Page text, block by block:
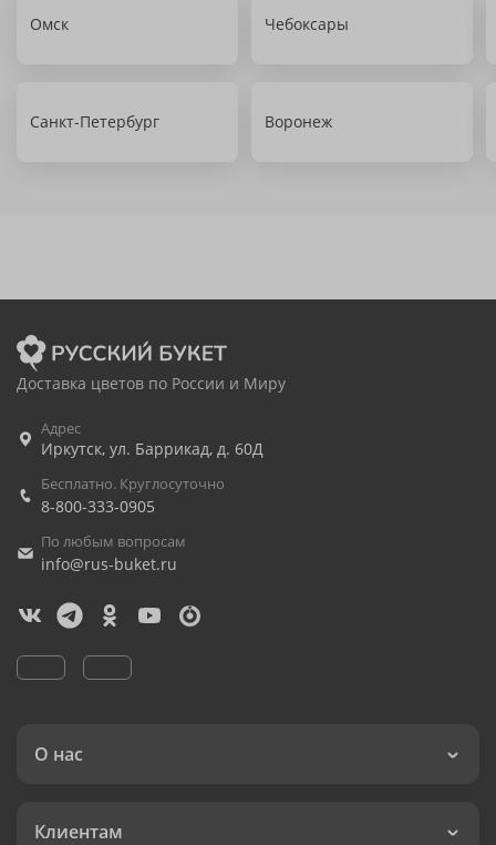
Омск Чебоксары
Санкт-Петербург Воронеж
Доставка цветов по России и Миру
Адрес
Иркутск, ул. Баррикад, д. 60Д
Бесплатно. Круглосуточно
8-800-333-0905
По любым вопросам
info@rus-buket.ru
О нас
Клиентам